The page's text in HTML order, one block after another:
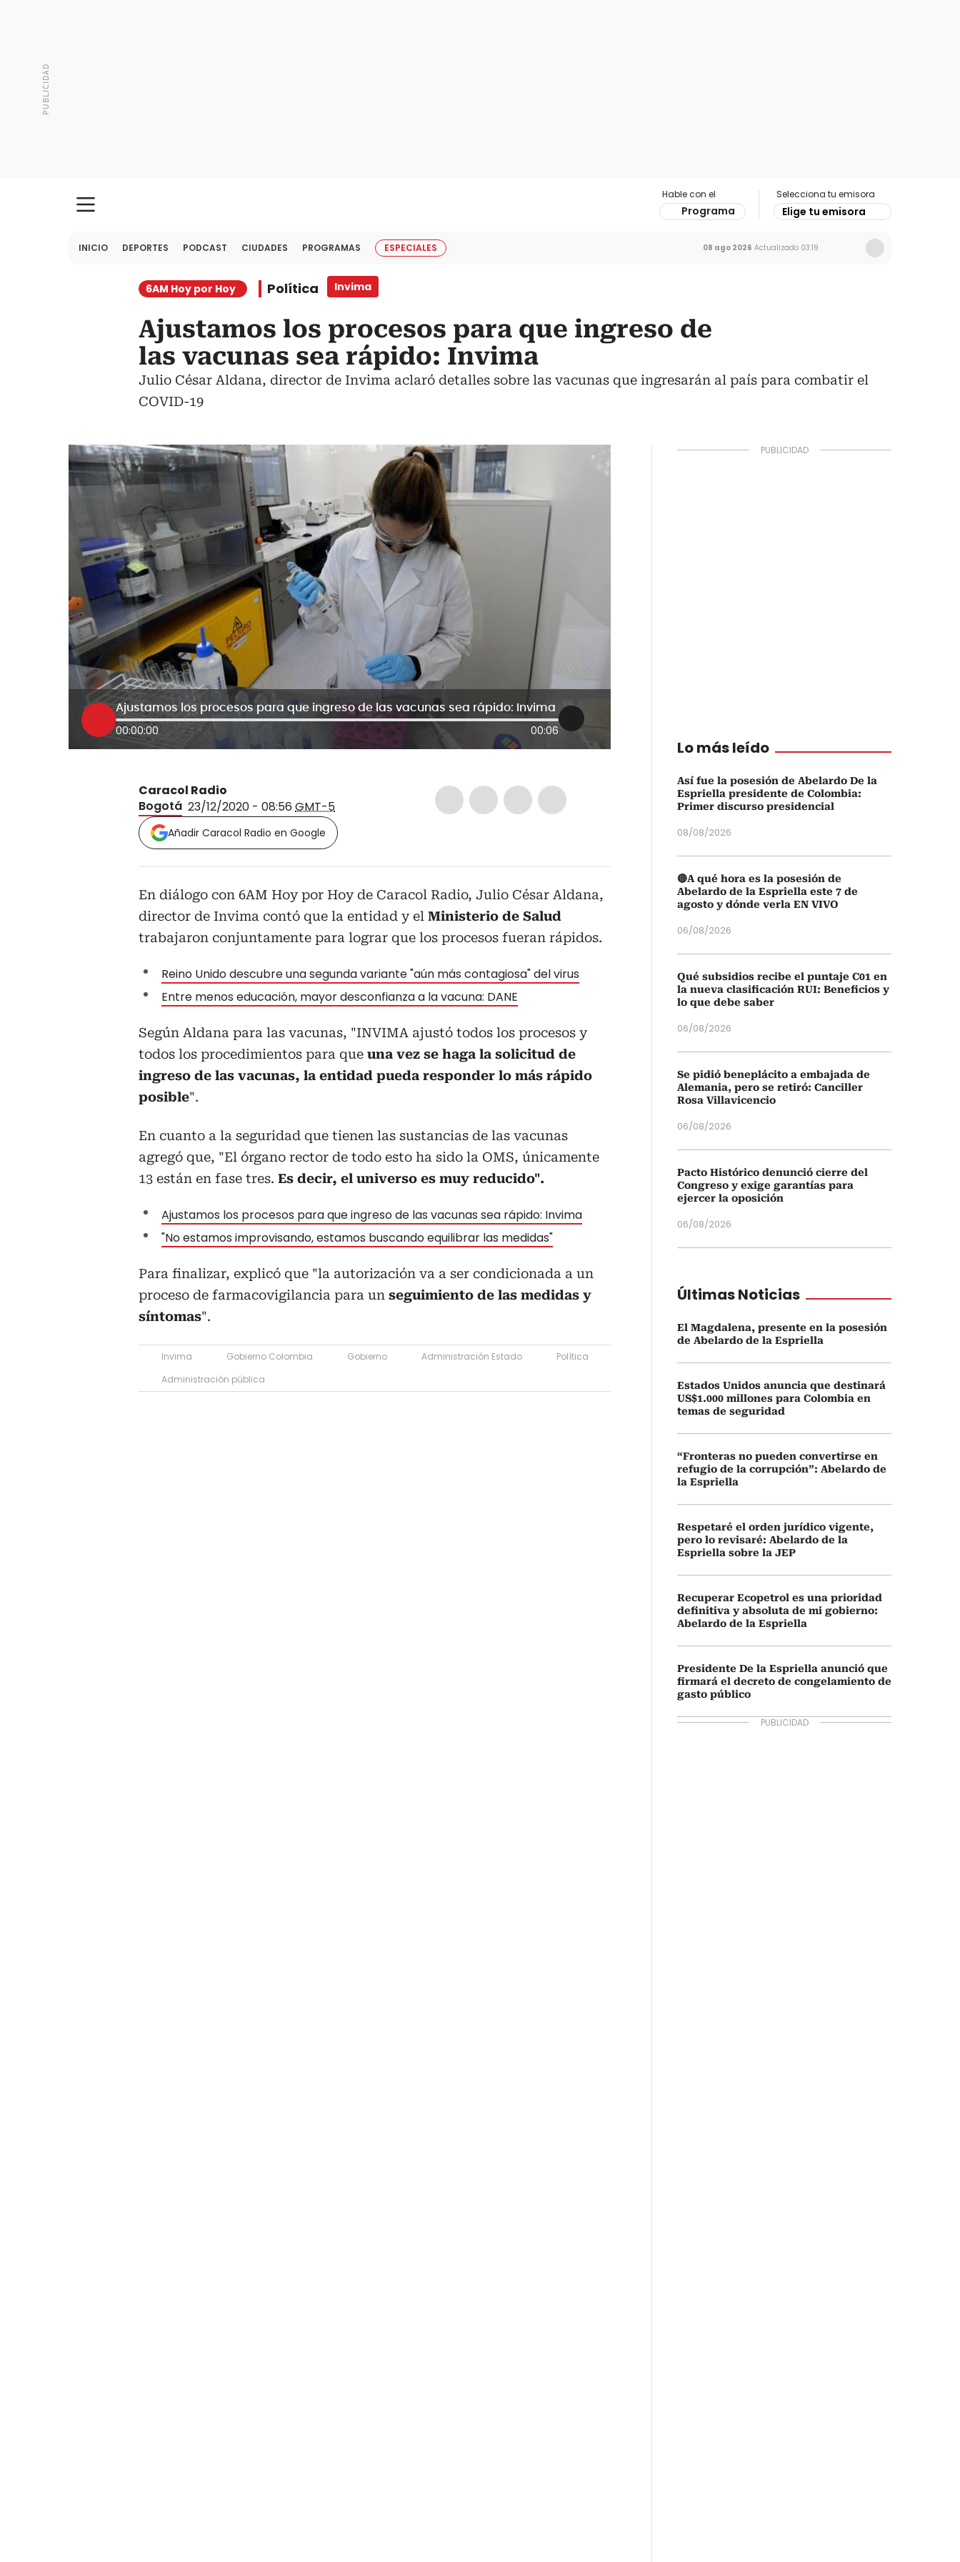
Hable con el
Programa
Selecciona tu emisora
Elige tu emisora
INICIO DEPORTES PODCAST CIUDADES PROGRAMAS ESPECIALES 08 ago 2026 Actualizado 03:19
6AM Hoy por Hoy Política Invima
Ajustamos los procesos para que ingreso de
las vacunas sea rápido: Invima
Julio César Aldana, director de Invima aclaró detalles sobre las vacunas que ingresarán al país para combatir el
COVID-19
Ajustamos los procesos para que ingreso de las vacunas sea rápido: Invima
00:00:00 00:06
Caracol Radio
Bogotá 23/12/2020 - 08:56 GMT-5
Añadir Caracol Radio en Google
En diálogo con 6AM Hoy por Hoy de Caracol Radio, Julio César Aldana,
director de Invima contó que la entidad y el Ministerio de Salud
trabajaron conjuntamente para lograr que los procesos fueran rápidos.
Reino Unido descubre una segunda variante "aún más contagiosa" del virus
Entre menos educación, mayor desconfianza a la vacuna: DANE
Según Aldana para las vacunas, "INVIMA ajustó todos los procesos y
todos los procedimientos para que una vez se haga la solicitud de
ingreso de las vacunas, la entidad pueda responder lo más rápido
posible".
En cuanto a la seguridad que tienen las sustancias de las vacunas
agregó que, "El órgano rector de todo esto ha sido la OMS, únicamente
13 están en fase tres. Es decir, el universo es muy reducido".
Ajustamos los procesos para que ingreso de las vacunas sea rápido: Invima
"No estamos improvisando, estamos buscando equilibrar las medidas"
Para finalizar, explicó que "la autorización va a ser condicionada a un
proceso de farmacovigilancia para un seguimiento de las medidas y
síntomas".
Invima Gobierno Colombia Gobierno Administración Estado
Política
Administración pública
Lo más leído
Así fue la posesión de Abelardo De la
Espriella presidente de Colombia:
Primer discurso presidencial
08/08/2026
🔴A qué hora es la posesión de
Abelardo de la Espriella este 7 de
agosto y dónde verla EN VIVO
06/08/2026
Qué subsidios recibe el puntaje C01 en
la nueva clasificación RUI: Beneficios y
lo que debe saber
06/08/2026
Se pidió beneplácito a embajada de
Alemania, pero se retiró: Canciller
Rosa Villavicencio
06/08/2026
Pacto Histórico denunció cierre del
Congreso y exige garantías para
ejercer la oposición
06/08/2026
Últimas Noticias
El Magdalena, presente en la posesión
de Abelardo de la Espriella
Estados Unidos anuncia que destinará
US$1.000 millones para Colombia en
temas de seguridad
“Fronteras no pueden convertirse en
refugio de la corrupción”: Abelardo de
la Espriella
Respetaré el orden jurídico vigente,
pero lo revisaré: Abelardo de la
Espriella sobre la JEP
Recuperar Ecopetrol es una prioridad
definitiva y absoluta de mi gobierno:
Abelardo de la Espriella
Presidente De la Espriella anunció que
firmará el decreto de congelamiento de
gasto público